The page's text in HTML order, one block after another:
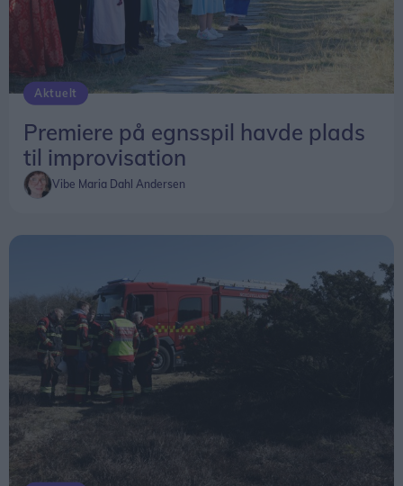
Også Hjørring og Læsø ligger fortsat blandt de
kommuner, hvor den gennemsnitlige afgangstid er
på mere end fem minutter.
Frem til 15. oktober 2025 var det et lovkrav, at
førsteudrykningen skulle afgå senest fem minutter
efter, at alarmen var modtaget.
Det krav er nu afskaffet. Fremover skal
kommunerne i stedet fastsætte lokale mål for den
samlede responstid fra alarm til ankomst på
skadestedet.
Beredskabsstyrelsen understreger dog, at
ændringen først trådte i kraft sidst på året, og at
tallene for 2025 derfor ikke kan bruges til at
vurdere, om de nye regler har haft betydning for
afgangstiderne.
Aktuelt
Premiere på egnsspil havde plads
til improvisation
Vibe Maria Dahl Andersen